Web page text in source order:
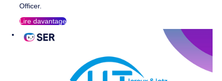
Officer.
Lire davantage